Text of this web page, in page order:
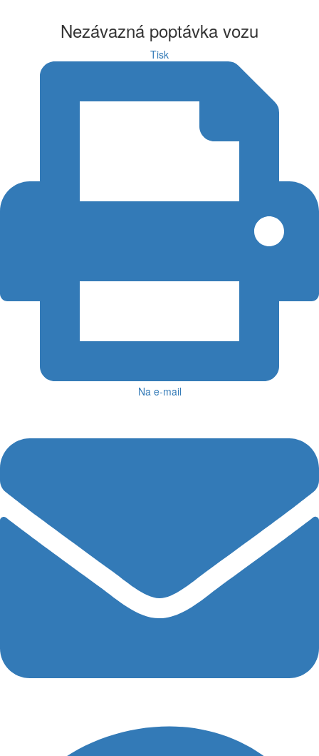
Nezávazná poptávka vozu
Tisk
Na e-mail